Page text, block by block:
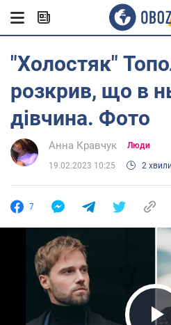
"Холостяк"
розкрив, що в
дівчина. Фото
Анна Кравчук Люди
19.02.2023 10:25 2
7